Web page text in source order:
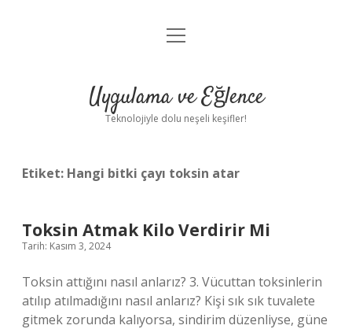
Anasayfa
Yasal Uyarı
menüyü
Uygulama ve Eğlence
Teknolojiyle dolu neşeli keşifler!
Etiket: Hangi bitki çayı toksin atar
Toksin Atmak Kilo Verdirir Mi
Tarih: Kasım 3, 2024
Toksin attığını nasıl anlarız? 3. Vücuttan toksinlerin
atılıp atılmadığını nasıl anlarız? Kişi sık sık tuvalete
gitmek zorunda kalıyorsa, sindirim düzenliyse, güne